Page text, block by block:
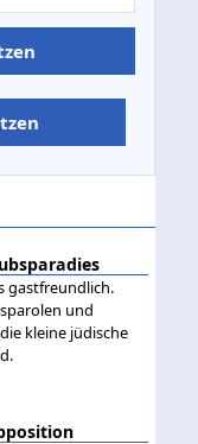
gastfreundlich.
und
kleine jüdische